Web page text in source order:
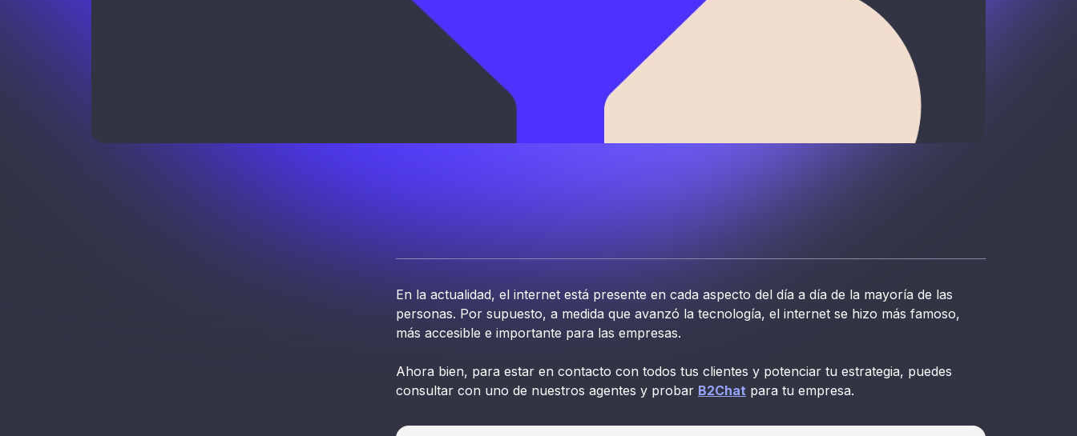
En la actualidad, el internet está presente en cada aspecto del día a día de la mayoría de las
personas. Por supuesto, a medida que avanzó la tecnología, el internet se hizo más famoso,
más accesible e importante para las empresas.
Ahora bien, para estar en contacto con todos tus clientes y potenciar tu estrategia, puedes
consultar con uno de nuestros agentes y probar B2Chat para tu empresa.